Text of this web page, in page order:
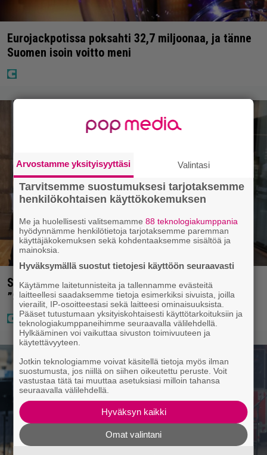
Eurojackpotissa poksahti 32,7 miljoonaa, ja tänne
Suomen isoin voitto meni
Sara ja Mikko Parikka etsivät uutta kotia –
”Seuraavaan kotiin tämmöinen”
Arvostamme yksityisyyttäsi Valintasi
Tarvitsemme suostumuksesi tarjotaksemme
henkilökohtaisen käyttökokemuksen
Me ja huolellisesti valitsemamme88 teknologiakumppania
hyödynnämme henkilötietoja tarjotaksemme paremman
käyttäjäkokemuksen sekä kohdentaaksemme sisältöä ja
mainoksia.
Hyväksymällä suostut tietojesi käyttöön seuraavasti
Käytämme laitetunnisteita ja tallennamme evästeitä
laitteellesi saadaksemme tietoja esimerkiksi sivuista, joilla
vierailit, IP-osoitteestasi sekä laitteesi ominaisuuksista.
Pääset tutustumaan yksityiskohtaisesti käyttötarkoituksiin ja
teknologiakumppaneihimme seuraavalla välilehdellä.
Hylkääminen voi vaikuttaa sivuston toimivuuteen ja
käytettävyyteen.
Jotkin teknologiamme voivat käsitellä tietoja myös ilman
suostumusta, jos niillä on siihen oikeutettu peruste. Voit
vastustaa tätä tai muuttaa asetuksiasi milloin tahansa
seuraavalla välilehdellä.
Hyväksyn kaikki
Omat valintani